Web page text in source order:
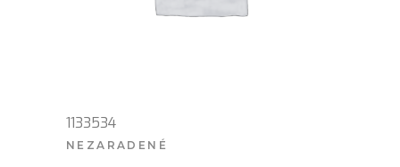
1133534
NEZARADENÉ